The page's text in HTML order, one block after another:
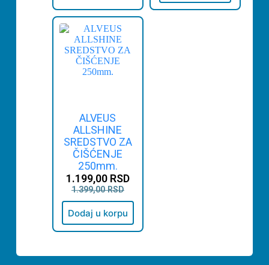
ALVEUS
ALLSHINE
SREDSTVO ZA
ČIŠĆENJE
250mm.
1.399,00RSD
1.199,00 RSD
Dodaj u korpu